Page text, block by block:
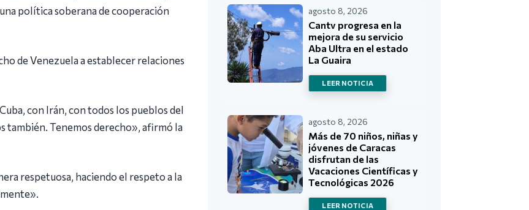
política soberana de cooperación
de Venezuela a establecer relaciones
con Irán, con todos los pueblos del
también. Tenemos derecho», afirmó la
respetuosa, haciendo el respeto a la
agosto 8, 2026
Cantv progresa en la
mejora de su servicio
Aba Ultra en el estado
La Guaira
LEER NOTICIA
agosto 8, 2026
Más de 70 niños, niñas y
jóvenes de Caracas
disfrutan de las
Vacaciones Científicas y
Tecnológicas 2026
LEER NOTICIA